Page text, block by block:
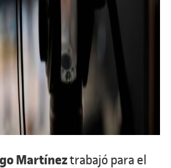
Martíneztrabajó para el